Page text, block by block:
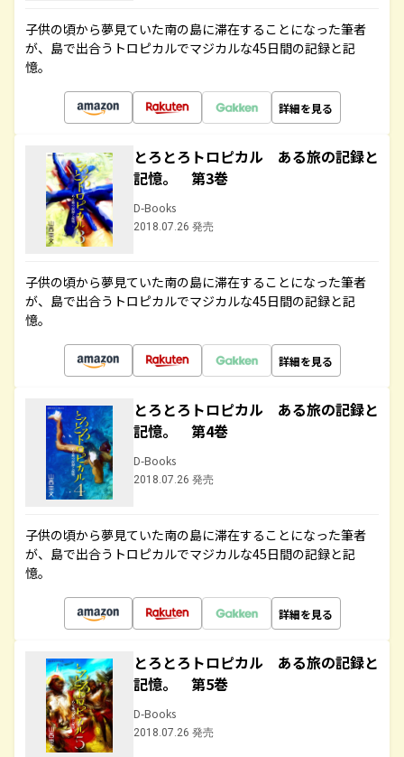
子供の頃から夢見ていた南の島に滞在することになった筆者
が、島で出合うトロピカルでマジカルな45日間の記録と記
憶。
詳細を見る
とろとろトロピカル ある旅の記録と
記憶。 第3巻
D-Books
2018.07.26 発売
子供の頃から夢見ていた南の島に滞在することになった筆者
が、島で出合うトロピカルでマジカルな45日間の記録と記
憶。
詳細を見る
とろとろトロピカル ある旅の記録と
記憶。 第4巻
D-Books
2018.07.26 発売
子供の頃から夢見ていた南の島に滞在することになった筆者
が、島で出合うトロピカルでマジカルな45日間の記録と記
憶。
詳細を見る
とろとろトロピカル ある旅の記録と
記憶。 第5巻
D-Books
2018.07.26 発売